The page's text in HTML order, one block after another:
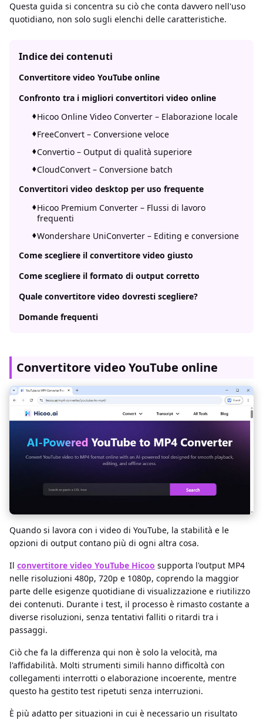
Questa guida si concentra su ciò che conta davvero nell'uso
quotidiano, non solo sugli elenchi delle caratteristiche.
Indice dei contenuti
Convertitore video YouTube online
Confronto tra i migliori convertitori video online
Hicoo Online Video Converter – Elaborazione locale
FreeConvert – Conversione veloce
Convertio – Output di qualità superiore
CloudConvert – Conversione batch
Convertitori video desktop per uso frequente
Hicoo Premium Converter – Flussi di lavoro
frequenti
Wondershare UniConverter – Editing e conversione
Come scegliere il convertitore video giusto
Come scegliere il formato di output corretto
Quale convertitore video dovresti scegliere?
Domande frequenti
Convertitore video YouTube online
Quando si lavora con i video di YouTube, la stabilità e le
opzioni di output contano più di ogni altra cosa.
Il convertitore video YouTube Hicoo supporta l'output MP4
nelle risoluzioni 480p, 720p e 1080p, coprendo la maggior
parte delle esigenze quotidiane di visualizzazione e riutilizzo
dei contenuti. Durante i test, il processo è rimasto costante a
diverse risoluzioni, senza tentativi falliti o ritardi tra i
passaggi.
Ciò che fa la differenza qui non è solo la velocità, ma
l'affidabilità. Molti strumenti simili hanno difficoltà con
collegamenti interrotti o elaborazione incoerente, mentre
questo ha gestito test ripetuti senza interruzioni.
È più adatto per situazioni in cui è necessario un risultato